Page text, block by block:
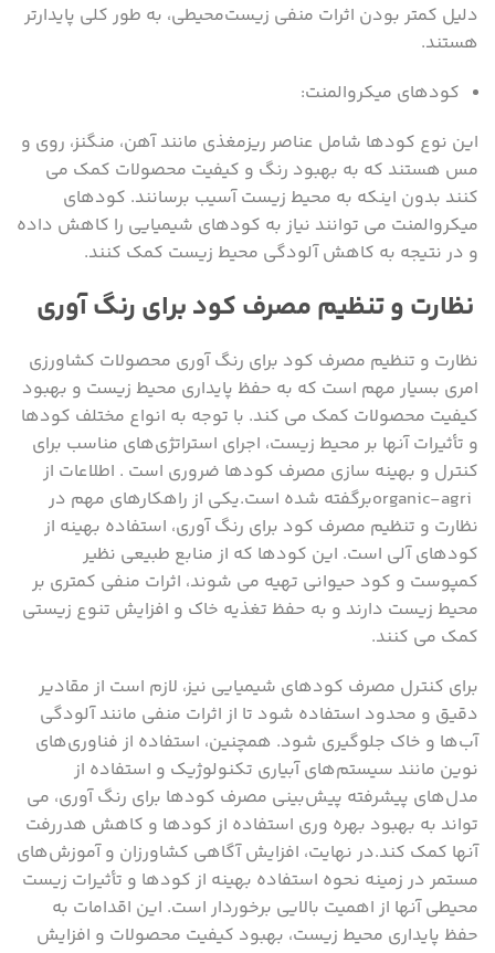
دلیل کمتر بودن اثرات منفی زیست‌محیطی، به‌ طور کلی پایدارتر
هستند.
کودهای میکروالمنت:
این نوع کودها شامل عناصر ریزمغذی مانند آهن، منگنز، روی و
مس هستند که به بهبود رنگ و کیفیت محصولات کمک می‌
کنند بدون اینکه به محیط زیست آسیب برسانند. کودهای
میکروالمنت می ‌توانند نیاز به کودهای شیمیایی را کاهش داده
و در نتیجه به کاهش آلودگی محیط زیست کمک کنند.
نظارت و تنظیم مصرف کود برای رنگ آوری
نظارت و تنظیم مصرف کود برای رنگ آوری محصولات کشاورزی
امری بسیار مهم است که به حفظ پایداری محیط زیست و بهبود
کیفیت محصولات کمک می‌ کند. با توجه به انواع مختلف کودها
و تأثیرات آنها بر محیط زیست، اجرای استراتژی‌های مناسب برای
کنترل و بهینه‌ سازی مصرف کودها ضروری است . اطلاعات از
organic-agriبرگفته شده است.یکی از راهکارهای مهم در
نظارت و تنظیم مصرف کود برای رنگ آوری، استفاده بهینه از
کودهای آلی است. این کودها که از منابع طبیعی نظیر
کمپوست و کود حیوانی تهیه می‌ شوند، اثرات منفی کمتری بر
محیط زیست دارند و به حفظ تغذیه خاک و افزایش تنوع زیستی
کمک می ‌کنند.
برای کنترل مصرف کودهای شیمیایی نیز، لازم است از مقادیر
دقیق و محدود استفاده شود تا از اثرات منفی مانند آلودگی
آب‌ها و خاک جلوگیری شود. همچنین، استفاده از فناوری‌های
نوین مانند سیستم‌های آبیاری تکنولوژیک و استفاده از
مدل‌های پیشرفته پیش‌بینی مصرف کودها برای رنگ آوری، می
‌تواند به بهبود بهره ‌وری استفاده از کودها و کاهش هدررفت
آنها کمک کند.در نهایت، افزایش آگاهی کشاورزان و آموزش‌های
مستمر در زمینه نحوه استفاده بهینه از کودها و تأثیرات زیست
‌محیطی آنها از اهمیت بالایی برخوردار است. این اقدامات به
حفظ پایداری محیط زیست، بهبود کیفیت محصولات و افزایش